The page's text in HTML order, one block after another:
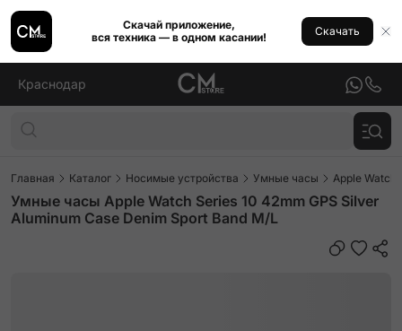
Скачай приложение,
вся техника — в одном касании!
Скачать
Краснодар
Главная Каталог Носимые устройства Умные часы Apple Watch
Умные часы Apple Watch Series 10 42mm GPS Silver
Aluminum Case Denim Sport Band M/L